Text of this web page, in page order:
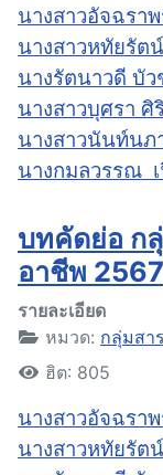
นางสาวอัจฉรา
นางสาวหทัยรัต
นางรัตนาวดี บั
นางสาวบุศรา ศิ
นางสาวนันท์นภ
นางกมลวรรณ
บทคัดย่อ ก
อาชีพ 2567
รายละเอียด
หมวด: กลุ่มสา
ฮิต: 805
นางสาวอัจฉรา
นางสาวหทัยรัต